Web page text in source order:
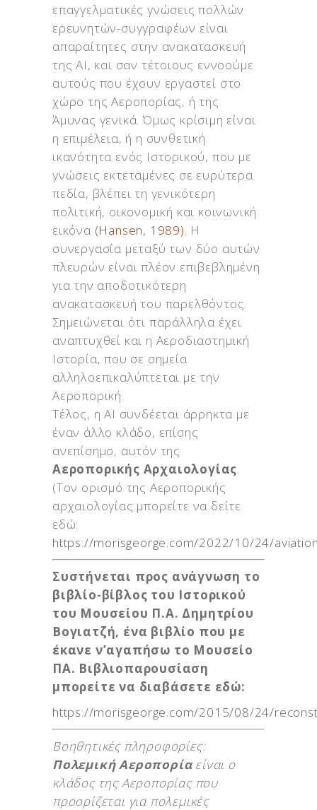
επαγγελματικές γνώσεις πολλών
ερευνητών-συγγραφέων είναι
απαραίτητες στην ανακατασκευή
της ΑΙ, και σαν τέτοιους εννοούμε
αυτούς που έχουν εργαστεί στο
χώρο της Αεροπορίας, ή της
Άμυνας γενικά. Όμως κρίσιμη είναι
η επιμέλεια, ή η συνθετική
ικανότητα ενός Ιστορικού, που με
γνώσεις εκτεταμένες σε ευρύτερα
πεδία, βλέπει τη γενικότερη
πολιτική, οικονομική και κοινωνική
εικόνα (Hansen, 1989). Η
συνεργασία μεταξύ των δύο αυτών
πλευρών είναι πλέον επιβεβλημένη
για την αποδοτικότερη
ανακατασκευή του παρελθόντος.
Σημειώνεται ότι παράλληλα έχει
αναπτυχθεί και η Αεροδιαστημική
Ιστορία, που σε σημεία
αλληλοεπικαλύπτεται με την
Αεροπορική.
Τέλος, η ΑΙ συνδέεται άρρηκτα με
έναν άλλο κλάδο, επίσης
ανεπίσημο, αυτόν της
Αεροπορικής Αρχαιολογίας.
(Τον ορισμό της Αεροπορικής
αρχαιολογίας μπορείτε να δείτε
εδώ:
https://morisgeorge.com/2022/10/24/
Συστήνεται προς ανάγνωση το
βιβλίο-βίβλος του Ιστορικού
του Μουσείου Π.Α. Δημητρίου
Βογιατζή, ένα βιβλίο που με
έκανε ν’αγαπήσω το Μουσείο
ΠΑ. Βιβλιοπαρουσίαση
μπορείτε να διαβάσετε εδώ:
https://morisgeorge.com/2015/08/24/
Βοηθητικές πληροφορίες:
Πολεμική Αεροπορίαείναι ο
κλάδος της Αεροπορίας που
προορίζεται για πολεμικές